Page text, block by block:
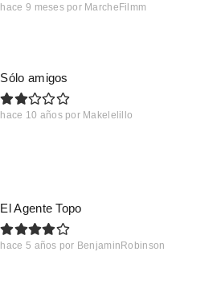
hace 9 meses por MarcheFilmm
Sólo amigos
hace 10 años por Makelelillo
El Agente Topo
hace 5 años por BenjaminRobinson